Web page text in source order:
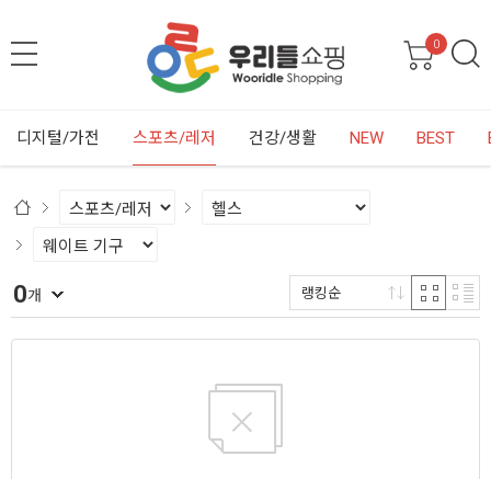
0
디지털/가전 스포츠/레저 건강/생활 NEW BEST
0개 랭킹순